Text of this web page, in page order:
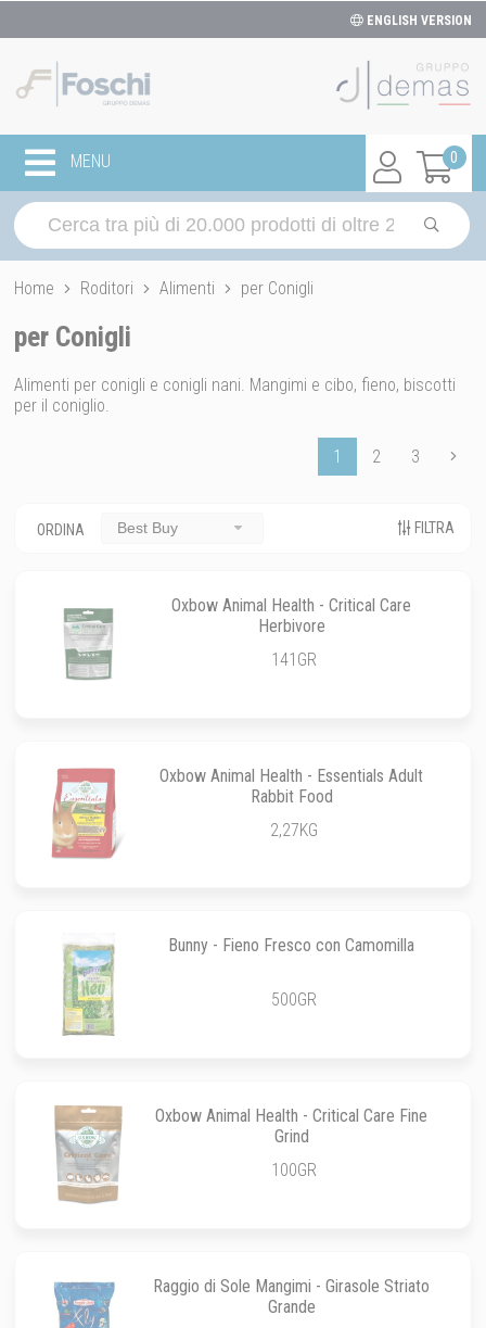
ENGLISH VERSION
0
MENU
Home Roditori Alimenti per Conigli
per Conigli
Alimenti per conigli e conigli nani. Mangimi e cibo, fieno, biscotti
per il coniglio.
1 2 3
ORDINA Best Buy FILTRA
Oxbow Animal Health - Critical Care
Herbivore
141GR
Oxbow Animal Health - Essentials Adult
Rabbit Food
2,27KG
Bunny - Fieno Fresco con Camomilla
500GR
Oxbow Animal Health - Critical Care Fine
Grind
100GR
Raggio di Sole Mangimi - Girasole Striato
Grande